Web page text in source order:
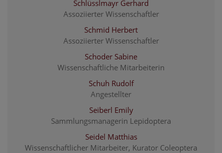
Schlüsslmayr Gerhard
Assoziierter Wissenschaftler
Schmid Herbert
Assoziierter Wissenschaftler
Schoder Sabine
Wissenschaftliche Mitarbeiterin
Schuh Rudolf
Angestellter
Seiberl Emily
Sammlungsmanagerin Lepidoptera
Seidel Matthias
Wissenschaftlicher Mitarbeiter, Kurator Coleoptera